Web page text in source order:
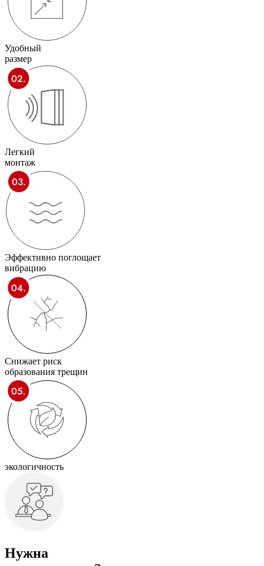
Удобный
размер
Легкий
монтаж
Эффективно поглощает
вибрацию
Снижает риск
образования трещин
экологичность
Нужна